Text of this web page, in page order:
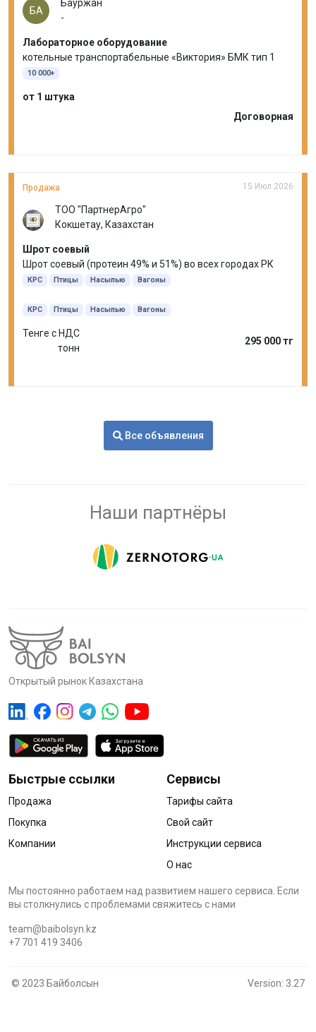
БА
Бауржан
-
Лабораторное оборудование
котельные транспортабельные «Виктория» БМК тип 1
10 000+
от 1 штука
Договорная
Продажа 15 Июл 2026
ТОО "ПартнерАгро"
Кокшетау, Казахстан
Шрот соевый
Шрот соевый (протеин 49% и 51%) во всех городах РК
КРС Птицы Насыпью Вагоны
КРС Птицы Насыпью Вагоны
Тенге с НДС
тонн
295 000 тг
Все объявления
Наши партнёры
Открытый рынок Казахстана
Быстрые ссылки
Продажа
Покупка
Компании
Сервисы
Тарифы сайта
Свой сайт
Инструкции сервиса
О нас
Мы постоянно работаем над развитием нашего сервиса. Если
вы столкнулись с проблемами cвяжитесь с нами
team@baibolsyn.kz
+7 701 419 3406
© 2023 Байболсын Version: 3.27